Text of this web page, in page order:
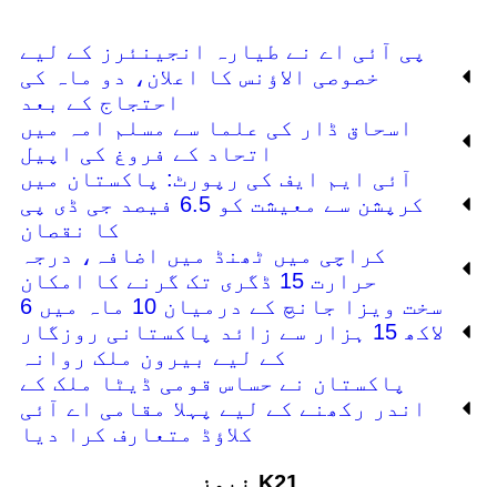
پی آئی اے نے طیارہ انجینئرز کے لیے
خصوصی الاؤنس کا اعلان، دو ماہ کی
احتجاج کے بعد
اسحاق ڈار کی علما سے مسلم امہ میں
اتحاد کے فروغ کی اپیل
آئی ایم ایف کی رپورٹ: پاکستان میں
کرپشن سے معیشت کو 6.5 فیصد جی ڈی پی
کا نقصان
کراچی میں ٹھنڈ میں اضافہ، درجہ
حرارت 15 ڈگری تک گرنے کا امکان
سخت ویزا جانچ کے درمیان 10 ماہ میں 6
لاکھ 15 ہزار سے زائد پاکستانی روزگار
کے لیے بیرون ملک روانہ
پاکستان نے حساس قومی ڈیٹا ملک کے
اندر رکھنے کے لیے پہلا مقامی اے آئی
کلاؤڈ متعارف کرا دیا